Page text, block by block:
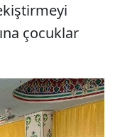
çocuklar